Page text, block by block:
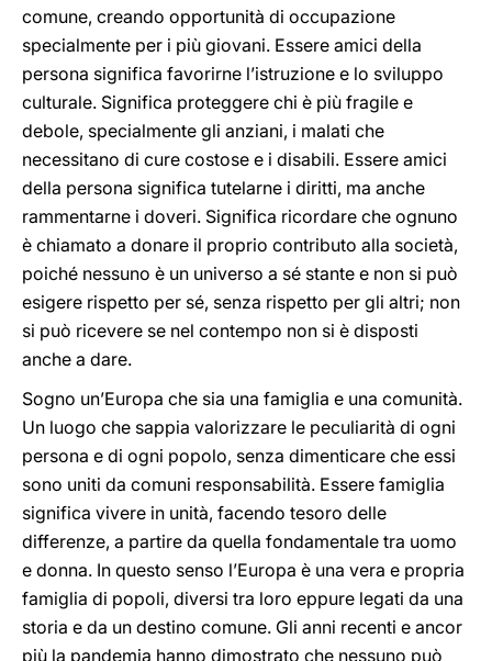
comune, creando opportunità di occupazione
specialmente per i più giovani. Essere amici della
persona significa favorirne l’istruzione e lo sviluppo
culturale. Significa proteggere chi è più fragile e
debole, specialmente gli anziani, i malati che
necessitano di cure costose e i disabili. Essere amici
della persona significa tutelarne i diritti, ma anche
rammentarne i doveri. Significa ricordare che ognuno
è chiamato a donare il proprio contributo alla società,
poiché nessuno è un universo a sé stante e non si può
esigere rispetto per sé, senza rispetto per gli altri; non
si può ricevere se nel contempo non si è disposti
anche a dare.
Sogno un’Europa che sia una famiglia e una comunità.
Un luogo che sappia valorizzare le peculiarità di ogni
persona e di ogni popolo, senza dimenticare che essi
sono uniti da comuni responsabilità. Essere famiglia
significa vivere in unità, facendo tesoro delle
differenze, a partire da quella fondamentale tra uomo
e donna. In questo senso l’Europa è una vera e propria
famiglia di popoli, diversi tra loro eppure legati da una
storia e da un destino comune. Gli anni recenti e ancor
più la pandemia hanno dimostrato che nessuno può